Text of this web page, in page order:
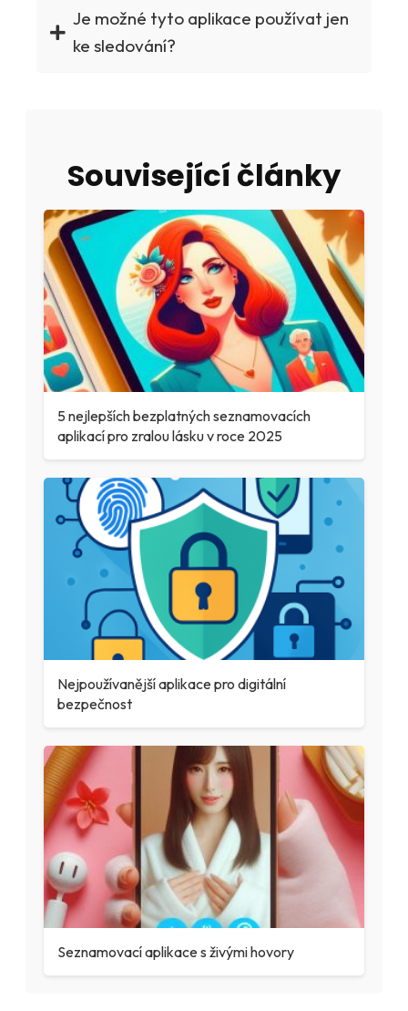
Je možné tyto aplikace používat jen
ke sledování?
Související články
5 nejlepších bezplatných seznamovacích
aplikací pro zralou lásku v roce 2025
Nejpoužívanější aplikace pro digitální
bezpečnost
Seznamovací aplikace s živými hovory